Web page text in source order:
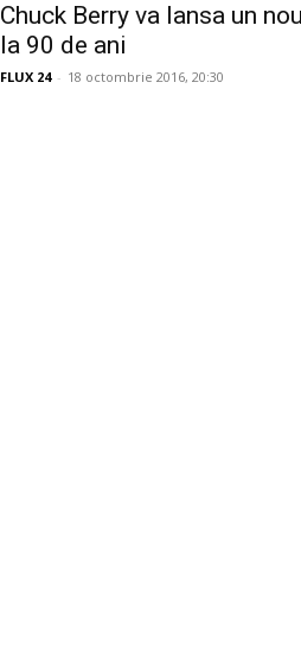
Chuck Berry va lansa un
la 90 de ani
FLUX 24 - 18 octombrie 2016, 20:30